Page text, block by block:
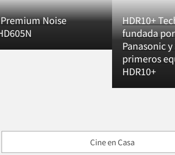
Noise
HDR10+
fundada
Panasonic
primeros
HDR10+
Cine en Casa